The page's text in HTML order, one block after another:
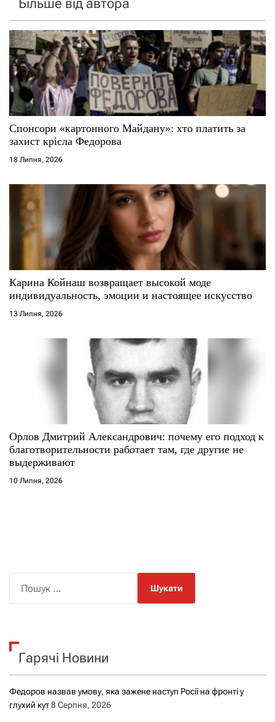
Більше від автора
Спонсори «картонного Майдану»: хто платить за
захист крісла Федорова
18 Липня, 2026
Карина Койнаш возвращает высокой моде
индивидуальность, эмоции и настоящее искусство
13 Липня, 2026
Орлов Дмитрий Александрович: почему его подход к
благотворительности работает там, где другие не
выдерживают
10 Липня, 2026
к
Гарячі Новини
Федоров назвав умову, яка зажене наступ Росії на фронті у
глухий кут8 Серпня, 2026